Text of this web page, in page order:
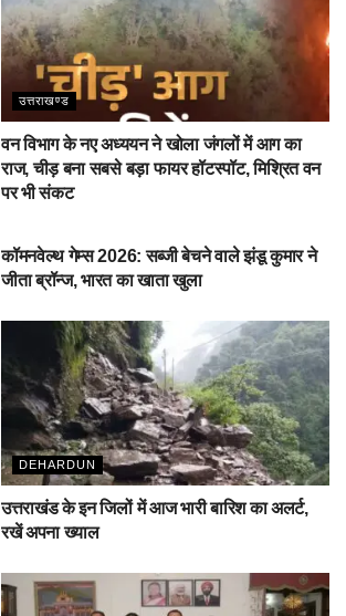
उत्तराखण्ड
वन विभाग के नए अध्ययन ने खोला जंगलों में आग का
राज, चीड़ बना सबसे बड़ा फायर हॉटस्पॉट, मिश्रित वन
पर भी संकट
कॉमनवेल्थ गेम्स 2026: सब्जी बेचने वाले झंडू कुमार ने
जीता ब्रॉन्ज, भारत का खाता खुला
DEHARDUN
उत्तराखंड के इन जिलों में आज भारी बारिश का अलर्ट,
रखें अपना ख्याल